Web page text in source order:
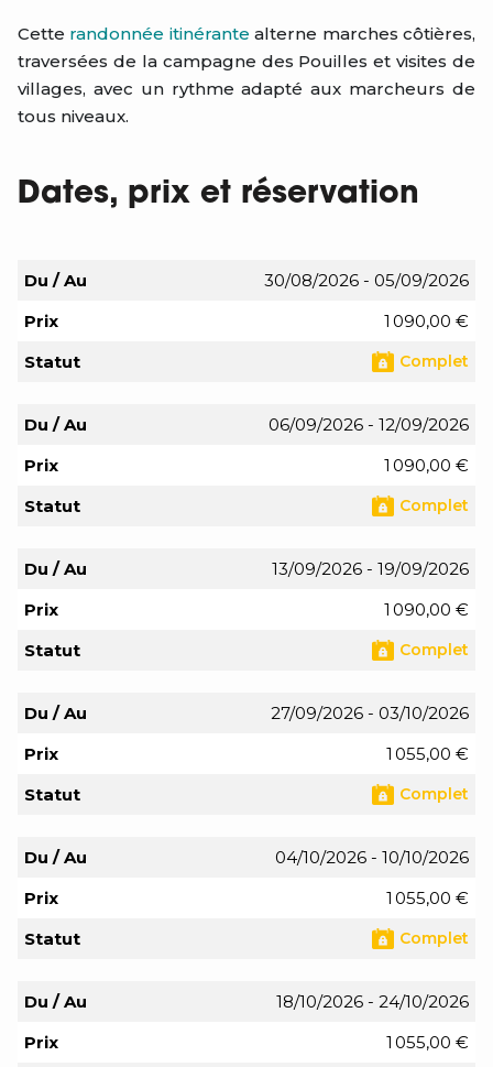
Cette randonnée itinérante alterne marches côtières,
traversées de la campagne des Pouilles et visites de
villages, avec un rythme adapté aux marcheurs de
tous niveaux.
Dates, prix et réservation
Du / Au
30/08/2026 - 05/09/2026
Prix
1 090,00 €
Statut
Complet
Du / Au
06/09/2026 - 12/09/2026
Prix
1 090,00 €
Statut
Complet
Du / Au
13/09/2026 - 19/09/2026
Prix
1 090,00 €
Statut
Complet
Du / Au
27/09/2026 - 03/10/2026
Prix
1 055,00 €
Statut
Complet
Du / Au
04/10/2026 - 10/10/2026
Prix
1 055,00 €
Statut
Complet
Du / Au
18/10/2026 - 24/10/2026
Prix
1 055,00 €